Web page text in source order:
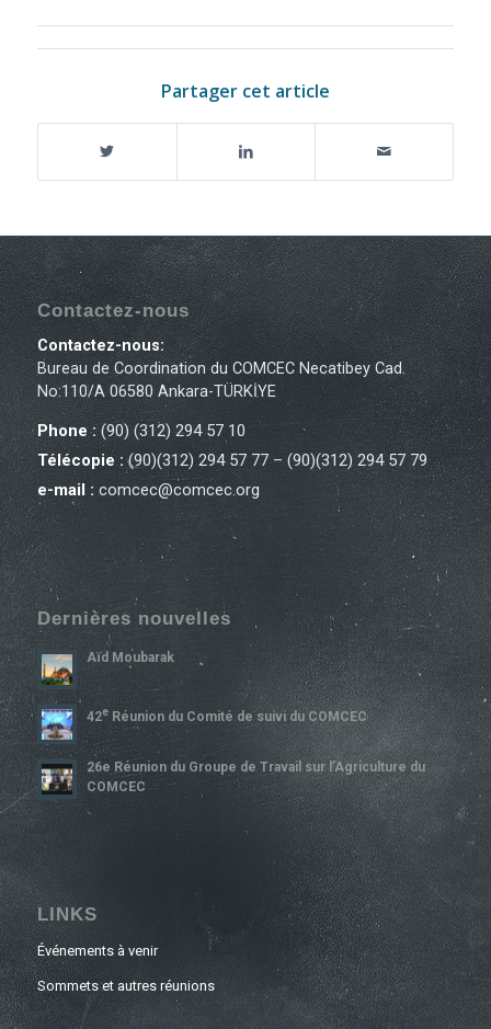
Partager cet article
Contactez-nous
Contactez-nous:
Bureau de Coordination du COMCEC Necatibey Cad.
No:110/A 06580 Ankara-TÜRKİYE
Phone :(90) (312) 294 57 10
Télécopie :(90)(312) 294 57 77 – (90)(312) 294 57 79
e-mail : comcec@comcec.org
Dernières nouvelles
Aïd Moubarak
42ERéunion du Comité de suivi du COMCEC
26e Réunion du Groupe de Travail sur l’Agriculture du
COMCEC
LINKS
Événements à venir
Sommets et autres réunions